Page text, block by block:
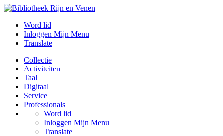
Word lid
Inloggen Mijn Menu
Translate
Collectie
Activiteiten
Taal
Digitaal
Service
Professionals
Word lid
Inloggen Mijn Menu
Translate